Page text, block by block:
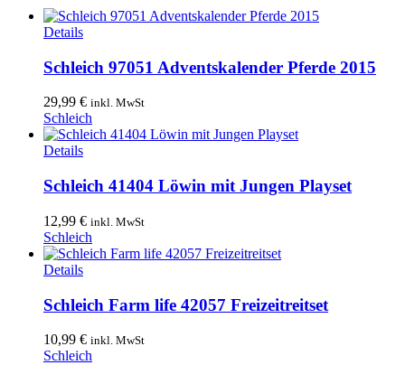
Details
Schleich 97051 Adventskalender Pferde 2015
29,99 € inkl. MwSt
Schleich
Details
Schleich 41404 Löwin mit Jungen Playset
12,99 € inkl. MwSt
Schleich
Details
Schleich Farm life 42057 Freizeitreitset
10,99 € inkl. MwSt
Schleich